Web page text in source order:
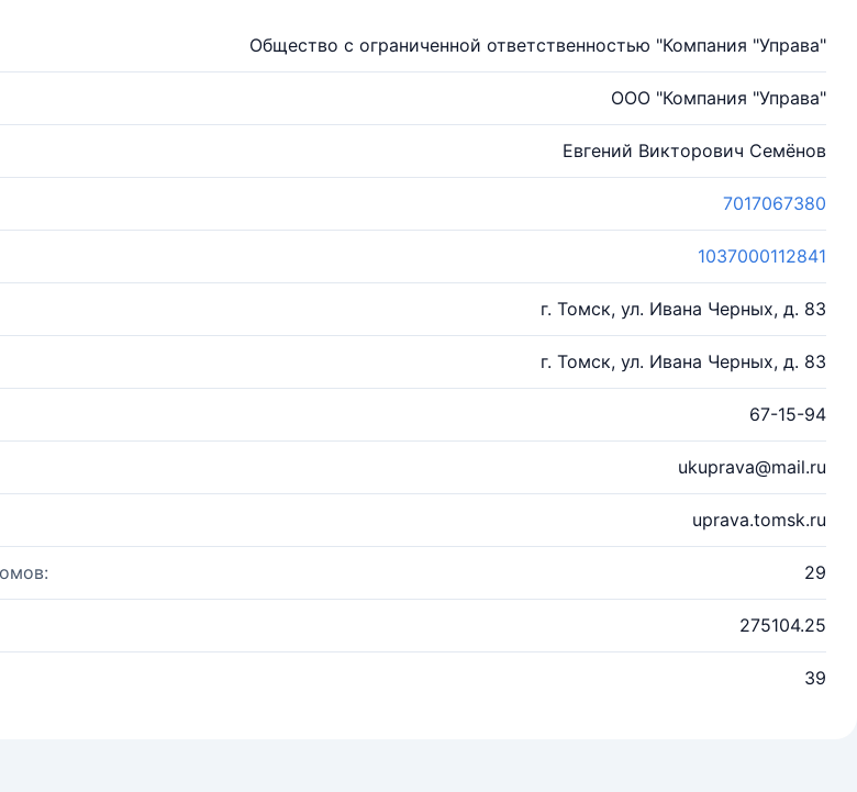
Общество с ограниченной ответственностью "Компания "Управа"
ООО "Компания "Управа"
Евгений Викторович Семёнов
7017067380
1037000112841
г. Томск, ул. Ивана Черных, д. 83
г. Томск, ул. Ивана Черных, д. 83
67-15-94
ukuprava@mail.ru
uprava.tomsk.ru
29
275104.25
39